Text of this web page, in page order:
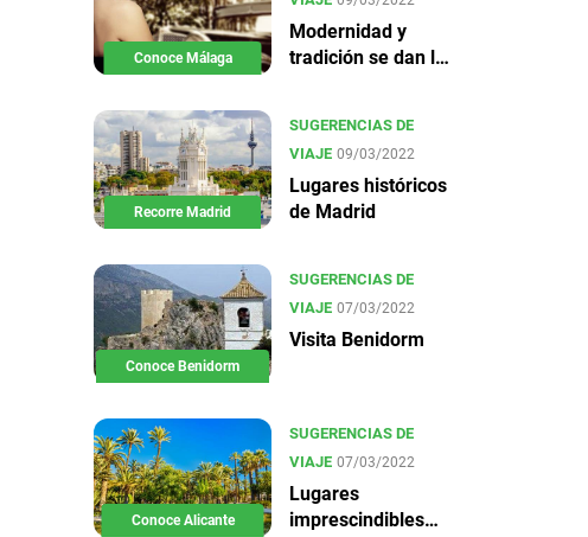
Conoce Málaga
Modernidad y
tradición se dan la
Recorre Madrid
SUGERENCIAS DE
VIAJE 09/03/2022
Lugares históricos
de Madrid
Conoce Benidorm
SUGERENCIAS DE
VIAJE 07/03/2022
Visita Benidorm
Conoce Alicante
SUGERENCIAS DE
VIAJE 07/03/2022
Lugares
imprescindibles